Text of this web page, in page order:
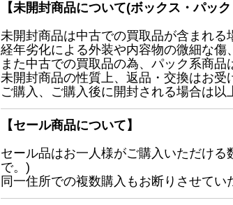
【未開封商品について(ボックス・パッ
未開封商品は中古での買取品が含まれる
経年劣化による外装や内容物の微細な傷
また中古での買取品の為、パック系商品
未開封商品の性質上、返品・交換はお受
ご購入、ご購入後に開封される場合は以
【セール商品について】
セール品はお一人様がご購入いただけ
で。)
同一住所での複数購入もお断りさせてい